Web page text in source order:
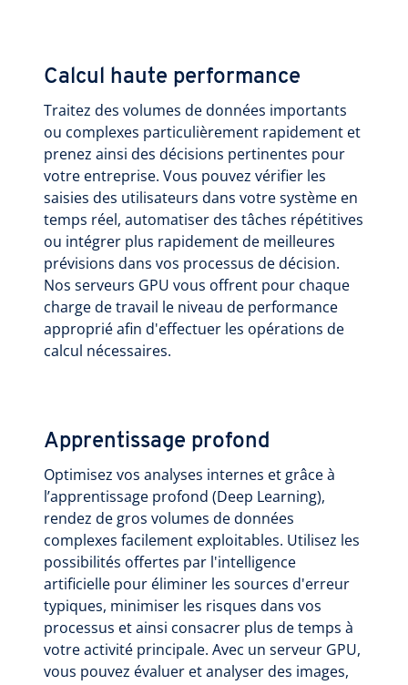
Calcul haute performance
Traitez des volumes de données importants
ou complexes particulièrement rapidement et
prenez ainsi des décisions pertinentes pour
votre entreprise. Vous pouvez vérifier les
saisies des utilisateurs dans votre système en
temps réel, automatiser des tâches répétitives
ou intégrer plus rapidement de meilleures
prévisions dans vos processus de décision.
Nos serveurs GPU vous offrent pour chaque
charge de travail le niveau de performance
approprié afin d'effectuer les opérations de
calcul nécessaires.
Apprentissage profond
Optimisez vos analyses internes et grâce à
l’apprentissage profond (Deep Learning),
rendez de gros volumes de données
complexes facilement exploitables. Utilisez les
possibilités offertes par l'intelligence
artificielle pour éliminer les sources d'erreur
typiques, minimiser les risques dans vos
processus et ainsi consacrer plus de temps à
votre activité principale. Avec un serveur GPU,
vous pouvez évaluer et analyser des images,